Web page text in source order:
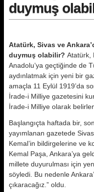
duymuş
Atatürk, Sivas ve
duymuş olabilir? Atatürk,
Anadolu’ya geçtiğinde de
aydınlatmak için yeni bir
amaçla 11 Eylül 1919’da
İrade-i Milliye gazetesini
İrade-i Milliye olarak
Başlangıçta haftada bir,
yayımlanan gazetede
Kemal’in bildirgelerine ve
Kemal Paşa, Ankara’ya
millete duyurulması için
söyledi. Bu nedenle
çıkaracağız.” oldu.